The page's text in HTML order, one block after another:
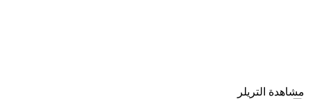
مشاهدة التريلر